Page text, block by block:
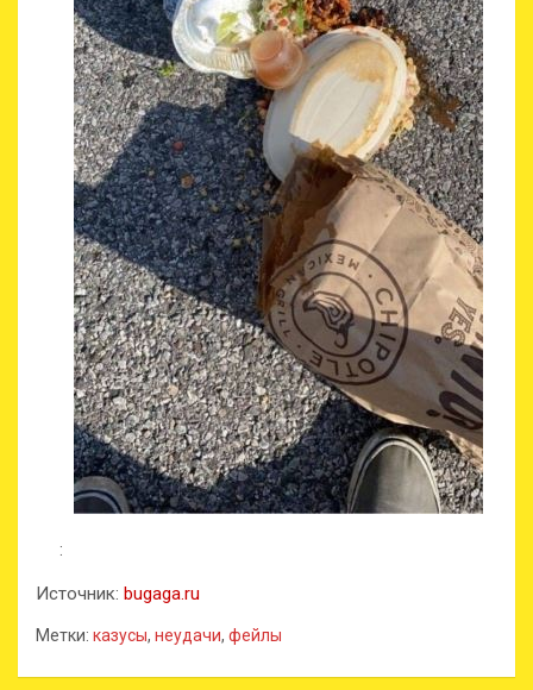
:
Источник: bugaga.ru
Метки: казусы, неудачи, фейлы